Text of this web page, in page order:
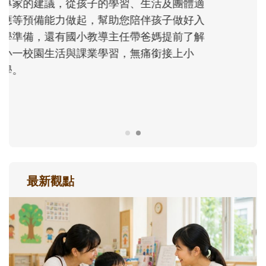
次「前所未有」的體驗中，跟著孩子一起長
大。從給予安全感的肢體遊戲，到獨立自
主、角色認同及解決問題的能力養成。爸爸
最新觀點